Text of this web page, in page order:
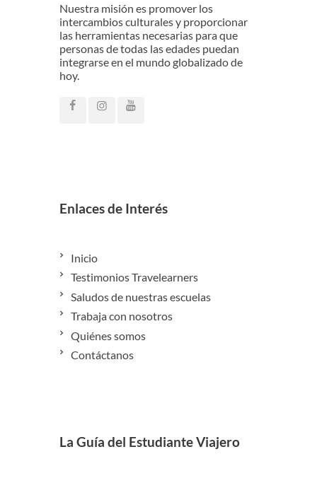
Nuestra misión es promover los
intercambios culturales y proporcionar
las herramientas necesarias para que
personas de todas las edades puedan
integrarse en el mundo globalizado de
hoy.
Enlaces de Interés
Inicio
Testimonios Travelearners
Saludos de nuestras escuelas
Trabaja con nosotros
Quiénes somos
Contáctanos
La Guía del Estudiante Viajero